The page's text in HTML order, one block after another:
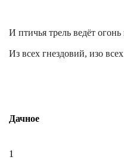
И птичья трель ведёт
Из всех гнездовий, изо
Дачное
1